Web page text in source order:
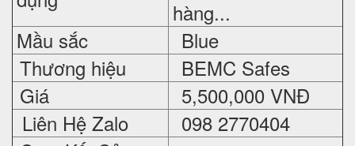
hàng...
Mầu sắc
Blue
Thương hiệu
BEMC Safes
Giá
5,500,000 VNĐ
Liên Hệ Zalo
098 2770404